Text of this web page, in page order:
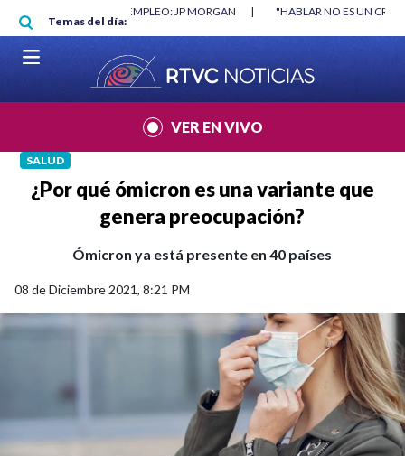
Pasar al contenido principal
Temas del día:
"HABLAR NO ES UN CRIMEN": CARTA DE BETO CORAL |
VER EN VIVO
SALUD
¿Por qué ómicron es una variante que
genera preocupación?
Ómicron ya está presente en 40 países
08 de Diciembre 2021, 8:21 PM